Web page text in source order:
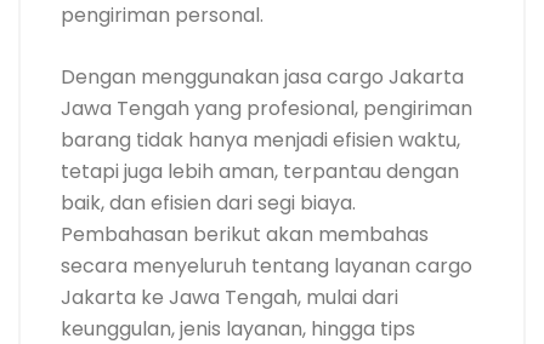
pengiriman personal.
Dengan menggunakan jasa cargo Jakarta
Jawa Tengah yang profesional, pengiriman
barang tidak hanya menjadi efisien waktu,
tetapi juga lebih aman, terpantau dengan
baik, dan efisien dari segi biaya.
Pembahasan berikut akan membahas
secara menyeluruh tentang layanan cargo
Jakarta ke Jawa Tengah, mulai dari
keunggulan, jenis layanan, hingga tips